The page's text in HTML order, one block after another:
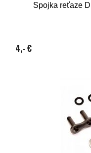
Spojka reťaze
4,- €